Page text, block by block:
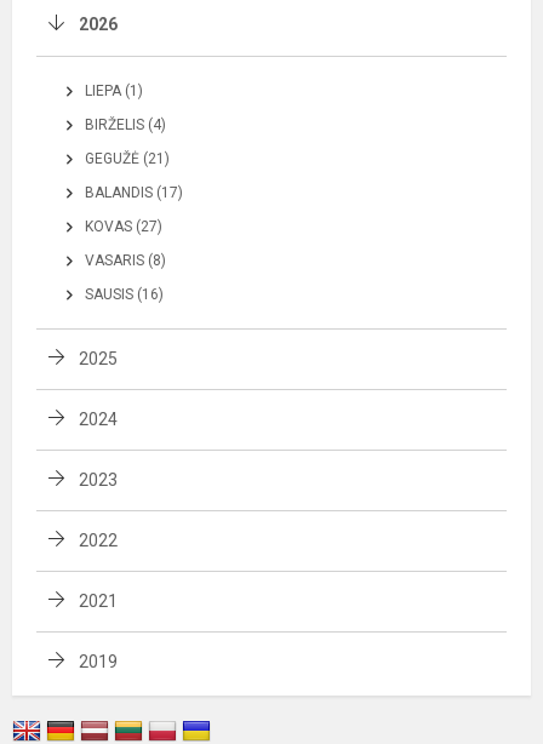
2026
LIEPA (1)
BIRŽELIS (4)
GEGUŽĖ (21)
BALANDIS (17)
KOVAS (27)
VASARIS (8)
SAUSIS (16)
2025
2024
2023
2022
2021
2019